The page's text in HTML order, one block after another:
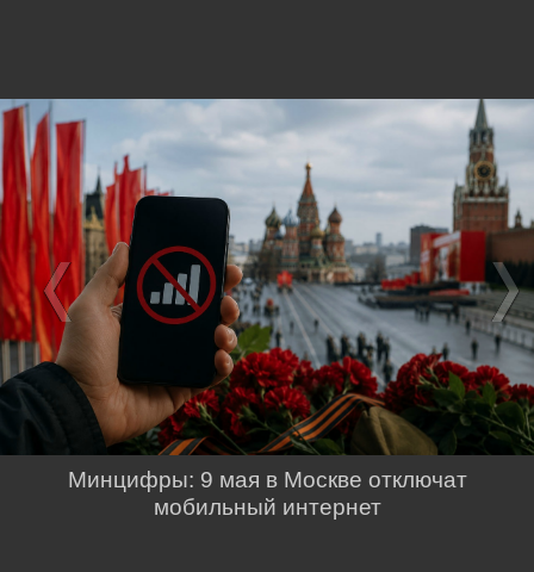
Минцифры: 9 мая в Москве отключат
мобильный интернет